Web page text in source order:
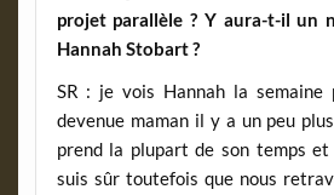
projet parallèle ? Y aura-t-il un
Hannah Stobart ?
SR : je vois Hannah la semaine
devenue maman il y a un peu
prend la plupart de son temps et
suis sûr toutefois que nous